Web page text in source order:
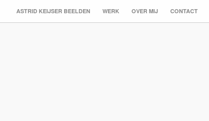
ASTRID KEIJSER BEELDEN WERK OVER MIJ CONTACT